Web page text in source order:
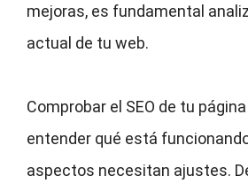
mejoras, es fundamental
actual de tu web.
Comprobar el SEO de tu
entender qué está
aspectos necesitan ajustes.